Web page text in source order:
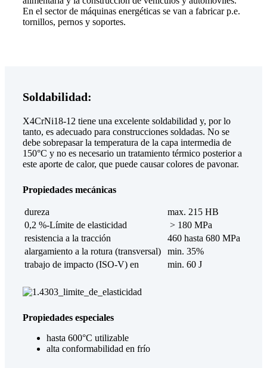
En el sector de máquinas energéticas se van a fabricar p.e.
tornillos, pernos y soportes.
Soldabilidad:
X4CrNi18-12 tiene una excelente soldabilidad y, por lo
tanto, es adecuado para construcciones soldadas. No se
debe sobrepasar la temperatura de la capa intermedia de
150°C y no es necesario un tratamiento térmico posterior a
este aporte de calor, que puede causar colores de pavonar.
Propiedades mecánicas
dureza
max. 215 HB
0,2 %-Límite de elasticidad
> 180 MPa
resistencia a la tracción
460 hasta 680 MPa
alargamiento a la rotura (transversal)
min. 35%
trabajo de impacto (ISO-V) en
min. 60 J
Propiedades especiales
hasta 600°C utilizable
alta conformabilidad en frío